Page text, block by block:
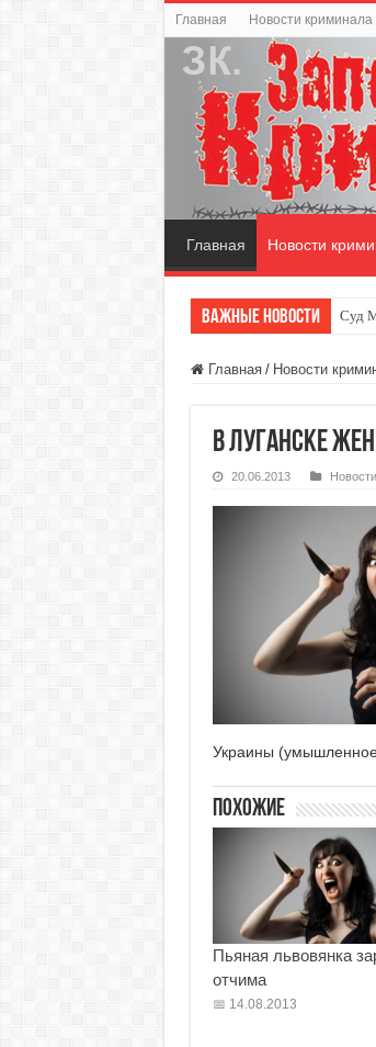
Главная Новости криминала
Главная Новости
Важные новости Суд
Главная / Новости
В Луганске
20.06.2013
Украины (умышленное
Похожие
Пьяная львовянка
отчима
14.08.2013